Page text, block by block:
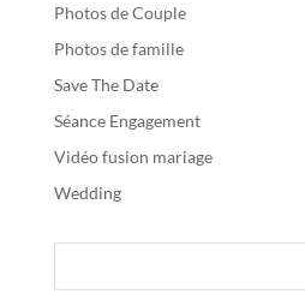
Photos de Couple
Photos de famille
Save The Date
Séance Engagement
Vidéo fusion mariage
Wedding